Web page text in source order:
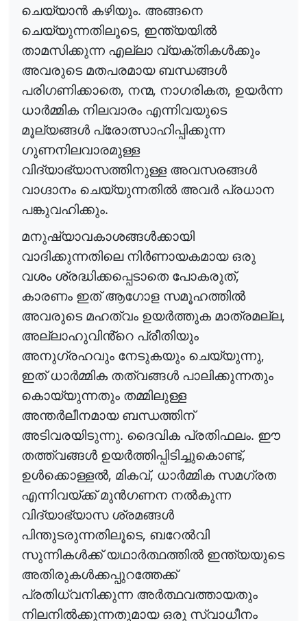
ചെയ്യാൻ കഴിയും. അങ്ങനെ
ചെയ്യുന്നതിലൂടെ, ഇന്ത്യയിൽ
താമസിക്കുന്ന എല്ലാ വ്യക്തികൾക്കും
അവരുടെ മതപരമായ ബന്ധങ്ങൾ
പരിഗണിക്കാതെ, നന്മ, നാഗരികത, ഉയർന്ന
ധാർമ്മിക നിലവാരം എന്നിവയുടെ
മൂല്യങ്ങൾ പ്രോത്സാഹിപ്പിക്കുന്ന
ഗുണനിലവാരമുള്ള
വിദ്യാഭ്യാസത്തിനുള്ള അവസരങ്ങൾ
വാഗ്ദാനം ചെയ്യുന്നതിൽ അവർ പ്രധാന
പങ്കുവഹിക്കും.
മനുഷ്യാവകാശങ്ങൾക്കായി
വാദിക്കുന്നതിലെ നിർണായകമായ ഒരു
വശം ശ്രദ്ധിക്കപ്പെടാതെ പോകരുത്,
കാരണം ഇത് ആഗോള സമൂഹത്തിൽ
അവരുടെ മഹത്വം ഉയർത്തുക മാത്രമല്ല,
അല്ലാഹുവിൻ്റെ പ്രീതിയും
അനുഗ്രഹവും നേടുകയും ചെയ്യുന്നു,
ഇത് ധാർമ്മിക തത്വങ്ങൾ പാലിക്കുന്നതും
കൊയ്യുന്നതും തമ്മിലുള്ള
അന്തർലീനമായ ബന്ധത്തിന്
അടിവരയിടുന്നു. ദൈവിക പ്രതിഫലം. ഈ
തത്ത്വങ്ങൾ ഉയർത്തിപ്പിടിച്ചുകൊണ്ട്,
ഉൾക്കൊള്ളൽ, മികവ്, ധാർമ്മിക സമഗ്രത
എന്നിവയ്ക്ക് മുൻഗണന നൽകുന്ന
വിദ്യാഭ്യാസ ശ്രമങ്ങൾ
പിന്തുടരുന്നതിലൂടെ, ബറേൽവി
സുന്നികൾക്ക് യഥാർത്ഥത്തിൽ ഇന്ത്യയുടെ
അതിരുകൾക്കപ്പുറത്തേക്ക്
പ്രതിധ്വനിക്കുന്ന അർത്ഥവത്തായതും
നിലനിൽക്കുന്നതുമായ ഒരു സ്വാധീനം